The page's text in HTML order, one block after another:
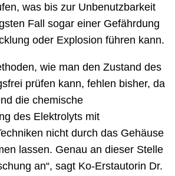
was bis zur Unbenutzbarkeit
Fall sogar einer Gefährdung
oder Explosion führen kann.
wie man den Zustand des
prüfen kann, fehlen bisher, da
die chemische
des Elektrolyts mit
nicht durch das Gehäuse
lassen. Genau an dieser Stelle
an“, sagt Ko-Erstautorin Dr.